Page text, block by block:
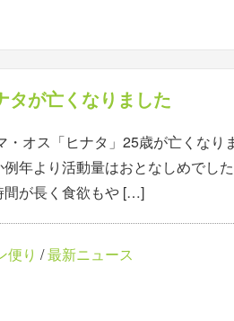
が亡くなりました
・オス「ヒナタ」25歳が亡くな
年より活動量はおとなしめでし
間が長く食欲もや […]
便り /最新ニュース